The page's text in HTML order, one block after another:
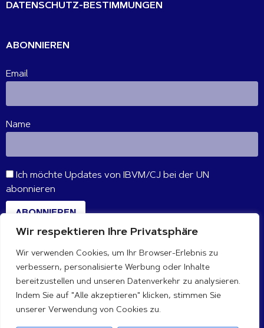
Wir respektieren Ihre Privatsphäre
Wir verwenden Cookies, um Ihr Browser-Erlebnis zu
verbessern, personalisierte Werbung oder Inhalte
bereitzustellen und unseren Datenverkehr zu analysieren.
Indem Sie auf "Alle akzeptieren" klicken, stimmen Sie
unserer Verwendung von Cookies zu.
DATENSCHUTZ-BESTIMMUNGEN
ABONNIEREN
Email
Name
Ich möchte Updates von IBVM/CJ bei der UN
abonnieren
ABONNIEREN
VERBINDE DICH MIT UNS